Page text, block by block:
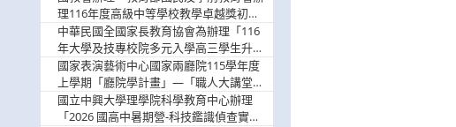
理116年度高級中等學校教學卓越獎初選
實施計畫」，鼓勵教師踴躍報名
中華民國全國家長教育協會為辦理「116
年大學及技專校院多元入學高三學生升學
輔導家長說明會」
國家表演藝術中心國家兩廳院115學年度
上學期「廳院學計畫」—「職人大講堂」
及「一日體驗課程」，鼓勵踴躍報名參
與。
國立中興大學理學院科學教育中心辦理
「2026 國高中暑期營-科技鑑識偵查實戰